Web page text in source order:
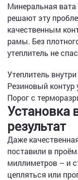
Минеральная вата
решают эту
качественным
рамы. Без
утеплитель не
Утеплитель
Резиновый контур
Порог с
Установка
результат
Даже
поставили в
миллиметров – и
цепляться или